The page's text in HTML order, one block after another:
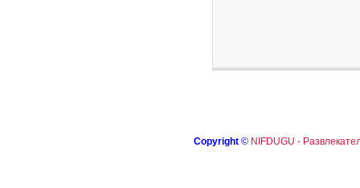
Copyright © NIFDUGU -